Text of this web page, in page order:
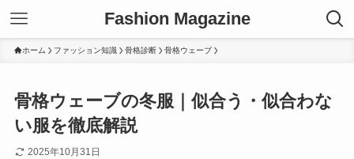
Fashion Magazine
ホーム ファッション知識 骨格診断 骨格ウェーブ
骨格ウェーブの冬服｜似合う・似合わな
い服を徹底解説
2025年10月31日